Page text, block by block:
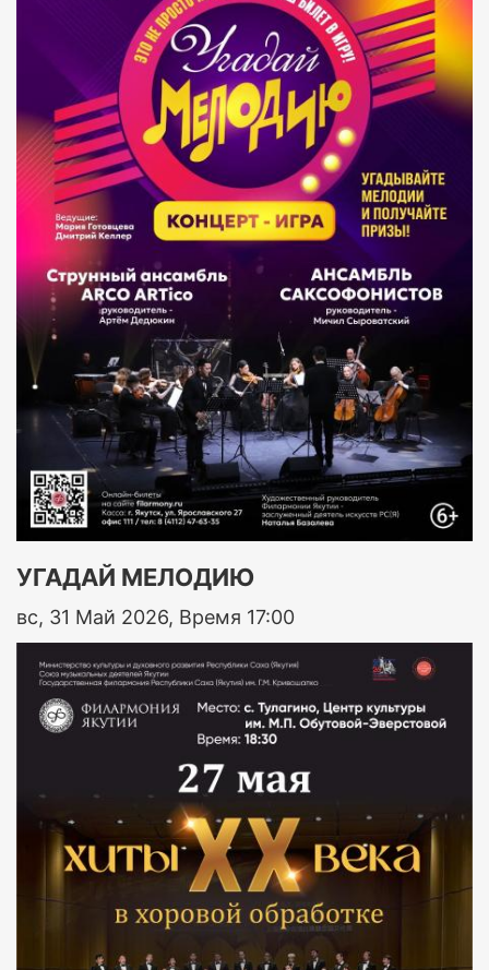
УГАДАЙ МЕЛОДИЮ
вс, 31 Май 2026, Время 17:00